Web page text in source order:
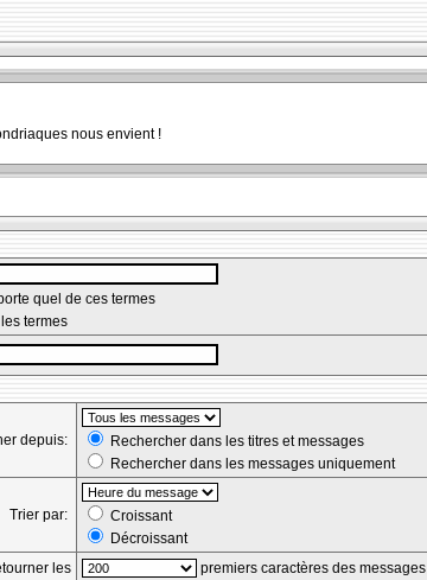
nous envient !
quel de ces termes
termes
depuis:
Rechercher dans les titres et messages
Rechercher dans les messages uniquement
Trier par:
Croissant
Décroissant
les premiers caractères des messages